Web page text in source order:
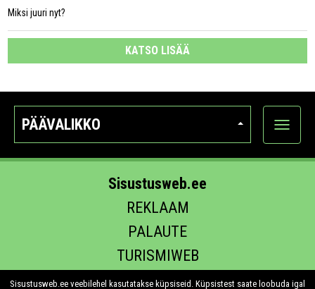
Miksi juuri nyt?
KATSO LISÄÄ
PÄÄVALIKKO
Näytä
Sisustusweb.ee
REKLAAM
PALAUTE
TURISMIWEB
EHITUS.EE
Sisustusweb.ee veebilehel kasutatakse küpsiseid. Küpsistest saate loobuda igal